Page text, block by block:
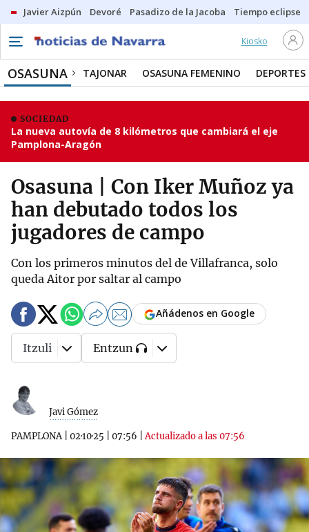
Javier Aizpún Devoré Pasadizo de la Jacoba Tiempo eclipse
Kiosko
OSASUNA TAJONAR OSASUNA FEMENINO DEPORTES
SOCIEDAD
La nueva autovía de 8 kilómetros que cambiará el eje
Pamplona-Aragón
Osasuna | Con Iker Muñoz ya
han debutado todos los
jugadores de campo
Con los primeros minutos del de Villafranca, solo
queda Aitor por saltar al campo
Javi Gómez
PAMPLONA| 02·10·25 07:56 |Actualizado a las 07:56
Añádenos en Google
Itzuli Entzun